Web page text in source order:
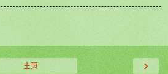
›
主页